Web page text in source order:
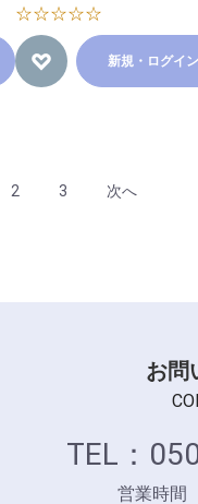
☆☆☆☆☆
新規・ログイン
2 3 次へ
お問
TEL：
営業時間